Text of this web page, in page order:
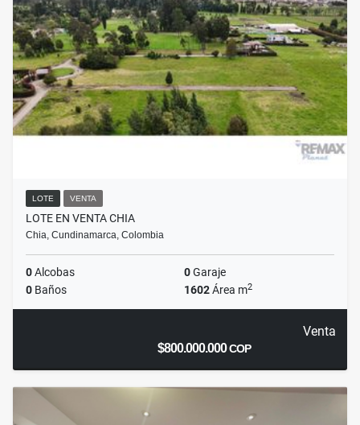
LOTE VENTA
LOTE EN VENTA CHIA
Chia, Cundinamarca, Colombia
0Alcobas 0Garaje
0 Baños 1602Área m2
Venta
$800.000.000COP